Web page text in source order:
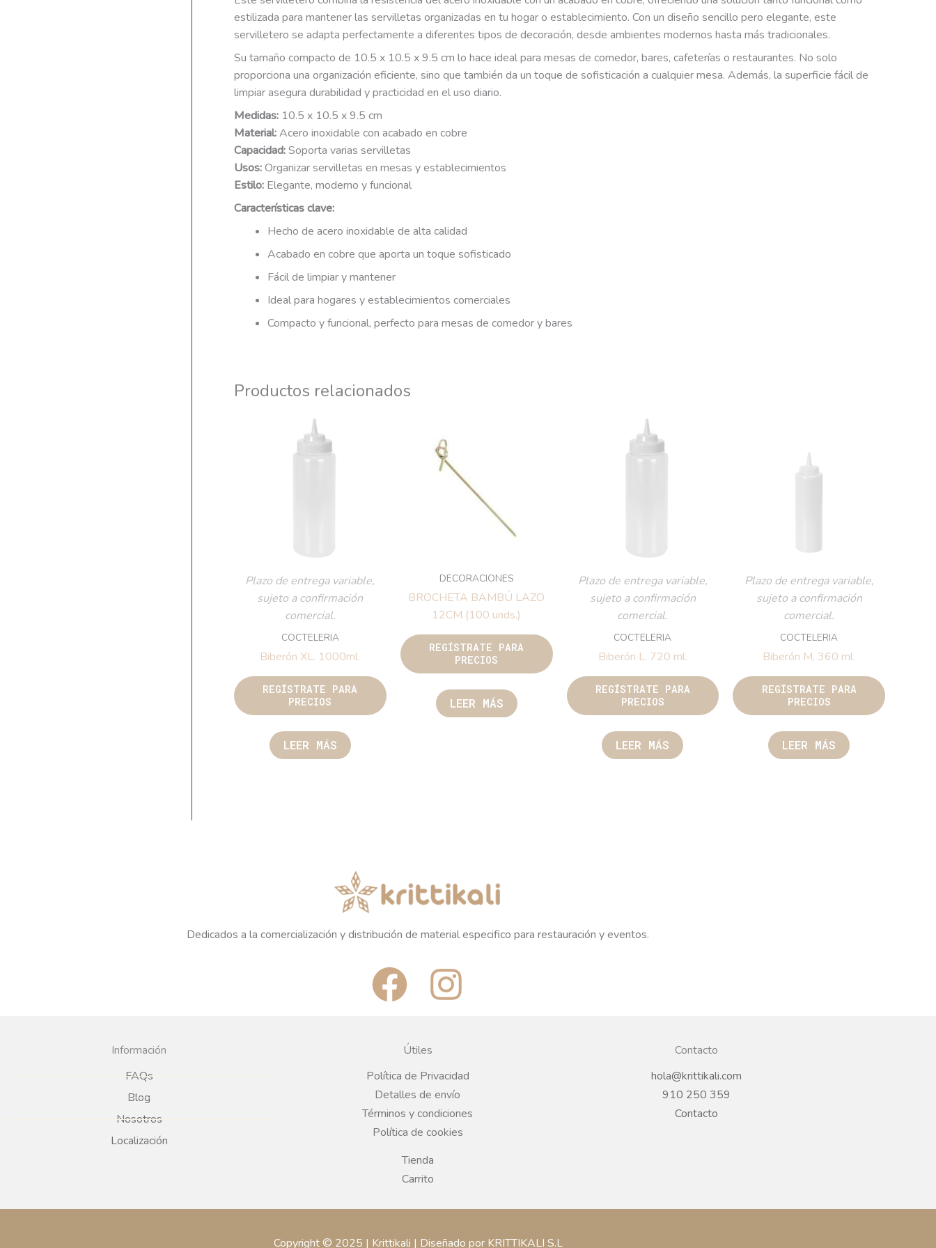
estilizada para mantener las servilletas organizadas en tu hogar o establecimiento. Con un diseño sencillo pero elegante, este
servilletero se adapta perfectamente a diferentes tipos de decoración, desde ambientes modernos hasta más tradicionales.
Su tamaño compacto de 10.5 x 10.5 x 9.5 cm lo hace ideal para mesas de comedor, bares, cafeterías o restaurantes. No solo
proporciona una organización eficiente, sino que también da un toque de sofisticación a cualquier mesa. Además, la superficie fácil de
limpiar asegura durabilidad y practicidad en el uso diario.
Medidas: 10.5 x 10.5 x 9.5 cm
Material:Acero inoxidable con acabado en cobre
Capacidad:Soporta varias servilletas
Usos:Organizar servilletas en mesas y establecimientos
Estilo: Elegante, moderno y funcional
Características clave:
Hecho de acero inoxidable de alta calidad
Acabado en cobre que aporta un toque sofisticado
Fácil de limpiar y mantener
Ideal para hogares y establecimientos comerciales
Compacto y funcional, perfecto para mesas de comedor y bares
Productos relacionados
Plazo de entrega variable,
sujeto a confirmación
comercial.
COCTELERIA
Biberón XL. 1000ml.
REGÍSTRATE PARA
PRECIOS
LEER MÁS
DECORACIONES
BROCHETA BAMBÚ LAZO
12CM (100 unds.)
REGÍSTRATE PARA
PRECIOS
LEER MÁS
Plazo de entrega variable,
sujeto a confirmación
comercial.
COCTELERIA
Biberón L. 720 ml.
REGÍSTRATE PARA
PRECIOS
LEER MÁS
Plazo de entrega variable,
sujeto a confirmación
comercial.
COCTELERIA
Biberón M. 360 ml.
REGÍSTRATE PARA
PRECIOS
LEER MÁS
Dedicados a la comercialización y distribución de material especifico para restauración y eventos.
F
a
c
e
b
o
o
k
I
n
t
a
a
Información
FAQs
Blog
Nosotros
Localización
Útiles
Política de Privacidad
Detalles de envío
Términos y condiciones
Política de cookies
Tienda
Carrito
Contacto
hola@krittikali.com
910 250 359
Contacto
Copyright © 2025 | Krittikali | Diseñado por KRITTIKALI S.L